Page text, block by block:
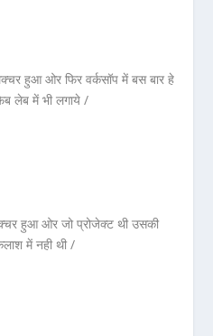
हुआ ओर फिर वर्कसॉप में बस बार हे
लेब में भी लगाये /
हुआ ओर जो प्रोजेक्ट थी उसकी
में नही थी /